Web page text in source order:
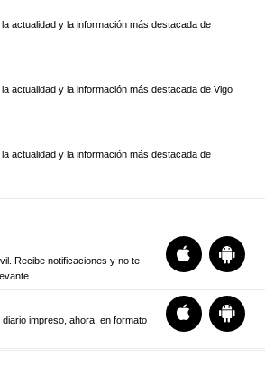
actualidad y la información más destacada de
actualidad y la información más destacada de Vigo
actualidad y la información más destacada de
Recibe notificaciones y no te
impreso, ahora, en formato